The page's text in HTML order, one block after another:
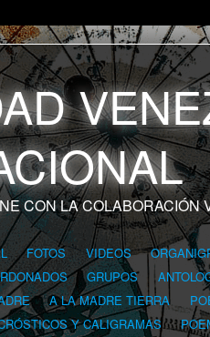
CON LA COLABORACIÓN
FOTOS VIDEOS
GRUPOS
A LA MADRE TIERRA
Y CALIGRAMAS